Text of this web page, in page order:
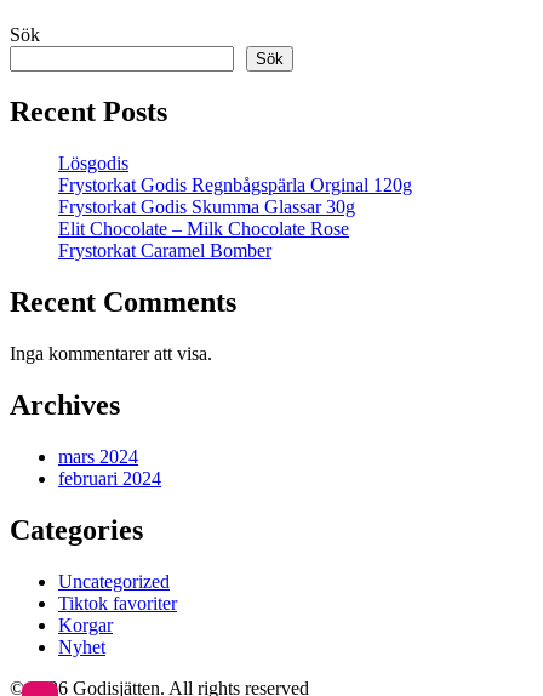
Sök
Sök
Recent Posts
Lösgodis
Frystorkat Godis Regnbågspärla Orginal 120g
Frystorkat Godis Skumma Glassar 30g
Elit Chocolate – Milk Chocolate Rose
Frystorkat Caramel Bomber
Recent Comments
Inga kommentarer att visa.
Archives
mars 2024
februari 2024
Categories
Uncategorized
Tiktok favoriter
Korgar
Nyhet
© 2026 Godisjätten. All rights reserved